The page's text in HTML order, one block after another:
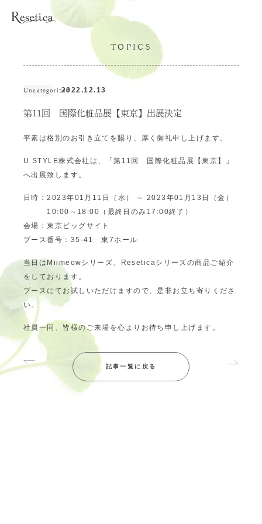
TOPICS
Uncategorized2022.12.13
第11回 国際化粧品展【東京】出展決定
平素は格別のお引き立てを賜り、厚く御礼申し上げます。
U STYLE株式会社は、「第11回 国際化粧品展【東京】」
へ出展致します。
日時：2023年01月11日（水） ～ 2023年01月13日（金）
10:00～18:00（最終日のみ17:00終了）
会場：東京ビッグサイト
ブース番号：35-41 東7ホール
当日はMiimeowシリーズ、Reseticaシリーズの商品ご紹介
をしております。
ブースにてお試しいただけますので、是非お立ち寄りくださ
い。
社員一同、皆様のご来場を心よりお待ち申し上げます。
記事一覧に戻る